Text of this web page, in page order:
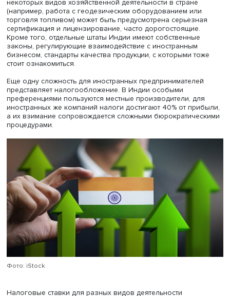
Индия и Россия еще с 2010 года развивают
партнерство, которое дает свои плоды: товарооборот
стран вырос в 6 раз за пять лет (и достиг 64 млрд
2024 году), а в перспективе до 2030 года страны
довести этот показатель до 100 млрд долларов.
В процессе открытия собственного дела в Индии
предпринимателю придется прорываться через
индийского законодательства, отмечает Ольга Харина.
некоторых видов хозяйственной деятельности в стране
торговля топливом) может быть предусмотрена
сертификация и лицензирование, часто дорогостоящие.
Кроме того, отдельные штаты Индии имеют собственные
законы, регулирующие взаимодействие с иностранным
бизнесом, стандарты качества продукции, с которыми
стоит ознакомиться.
Еще одну сложность для иностранных
представляет налогообложение. В Индии особыми
преференциями пользуются местные производители,
иностранных же компаний налоги достигают 40% от
а их взимание сопровождается сложными
процедурами.